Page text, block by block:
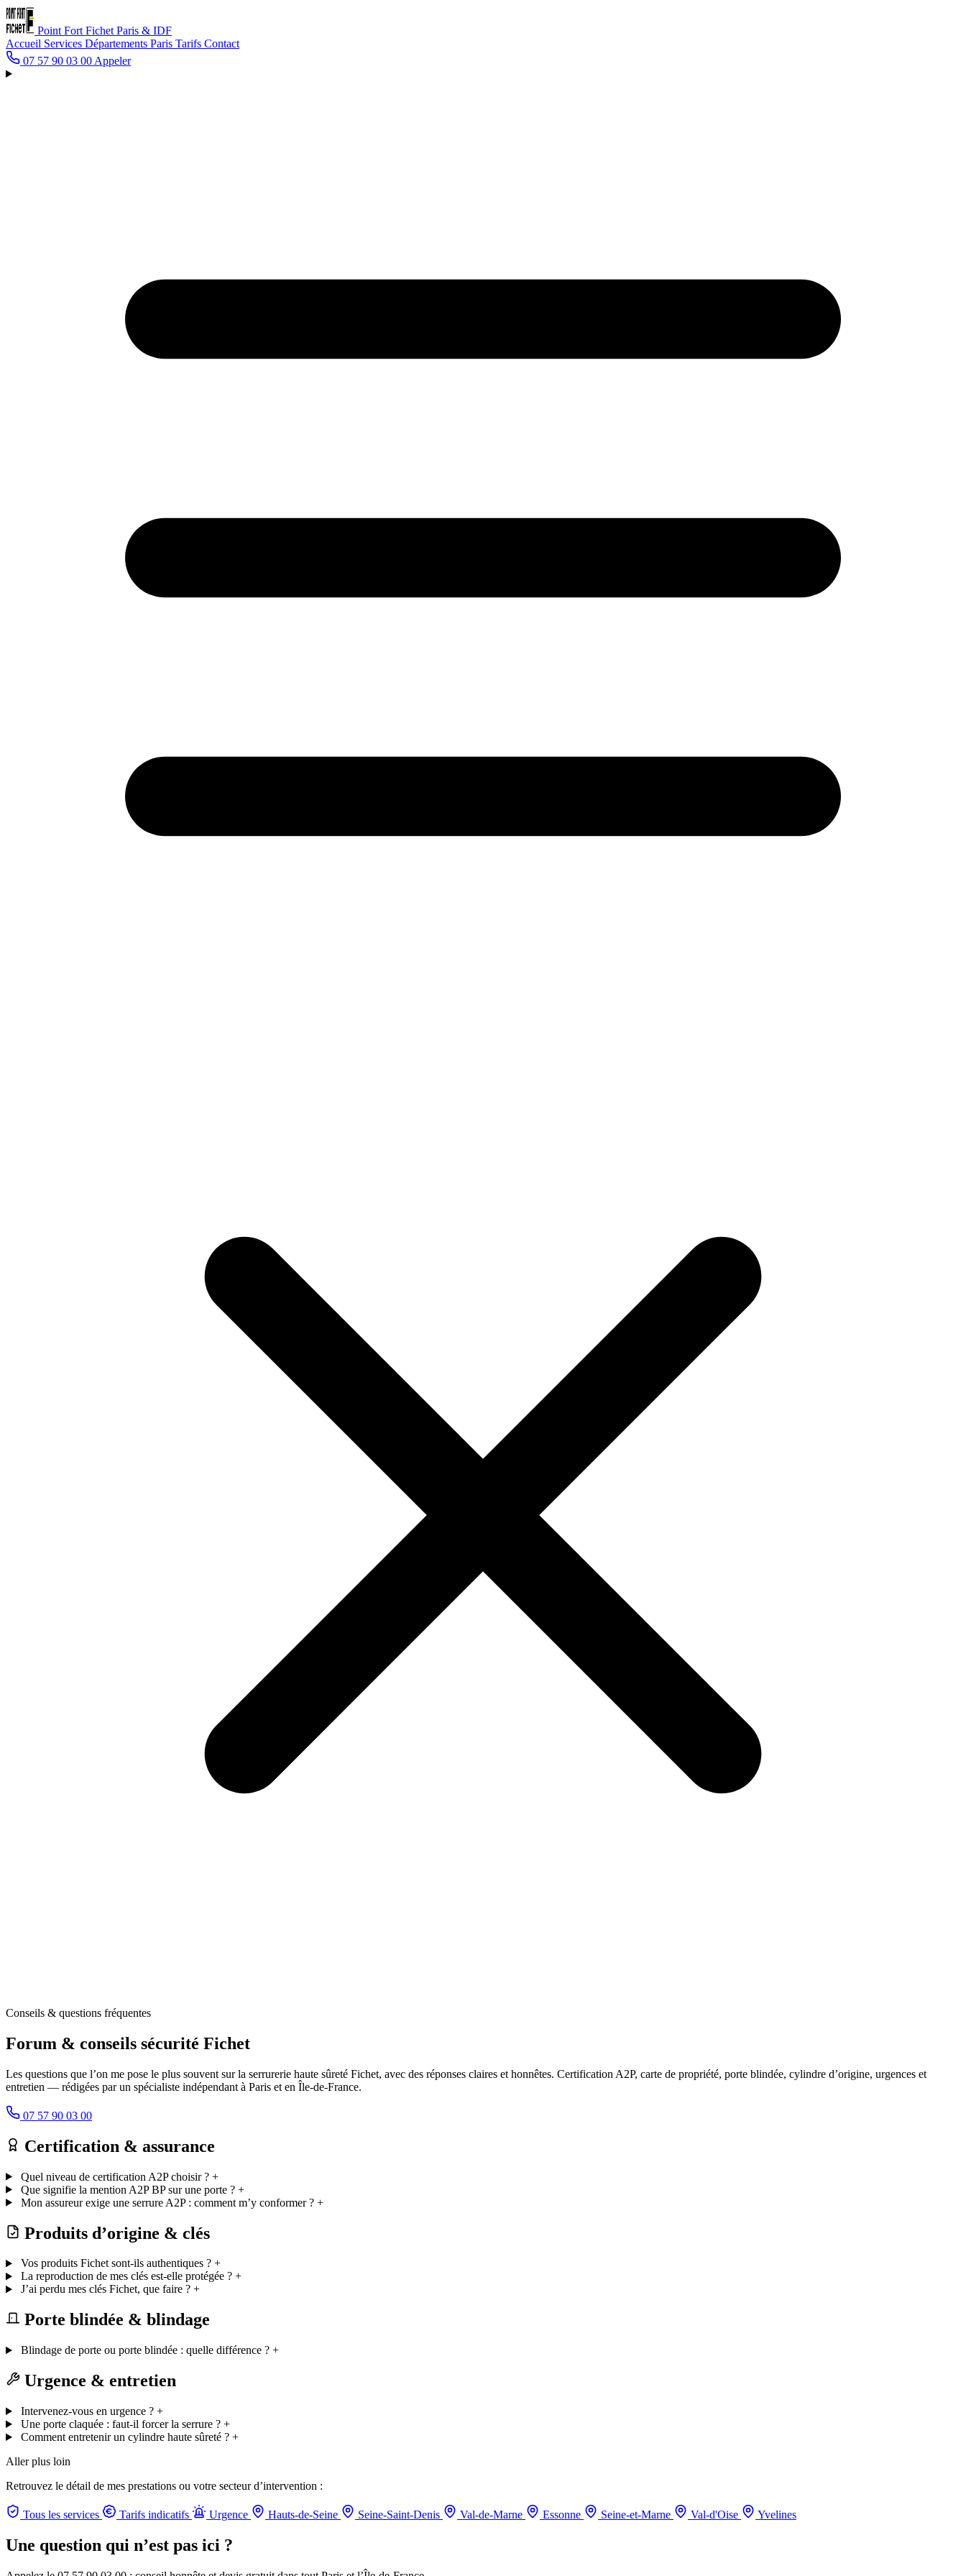
Point Fort Fichet Paris & IDF
Accueil Services Départements Paris Tarifs Contact
07 57 90 03 00 Appeler
Conseils & questions fréquentes
Forum & conseils sécurité Fichet
Les questions que l’on me pose le plus souvent sur la serrurerie haute sûreté Fichet, avec des réponses claires et honnêtes. Certification A2P, carte de propriété, porte blindée, cylindre d’origine, urgences et
entretien — rédigées par un spécialiste indépendant à Paris et en Île-de-France.
07 57 90 03 00
Certification & assurance
Quel niveau de certification A2P choisir ? +
Que signifie la mention A2P BP sur une porte ? +
Mon assureur exige une serrure A2P : comment m’y conformer ? +
Produits d’origine & clés
Vos produits Fichet sont-ils authentiques ? +
La reproduction de mes clés est-elle protégée ? +
J’ai perdu mes clés Fichet, que faire ? +
Porte blindée & blindage
Blindage de porte ou porte blindée : quelle différence ? +
Urgence & entretien
Intervenez-vous en urgence ? +
Une porte claquée : faut-il forcer la serrure ? +
Comment entretenir un cylindre haute sûreté ? +
Aller plus loin
Retrouvez le détail de mes prestations ou votre secteur d’intervention :
Tous les services Tarifs indicatifs Urgence Hauts-de-Seine Seine-Saint-Denis Val-de-Marne Essonne Seine-et-Marne Val-d'Oise Yvelines
Une question qui n’est pas ici ?